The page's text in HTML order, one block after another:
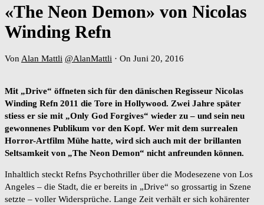
«The Neon Demon» von Nicolas
Winding Refn
Von Alan Mattli @AlanMattli · On Juni 20, 2016
Mit „Drive“ öffneten sich für den dänischen Regisseur Nicolas
Winding Refn 2011 die Tore in Hollywood. Zwei Jahre später
stiess er sie mit „Only God Forgives“ wieder zu – und sein neu
gewonnenes Publikum vor den Kopf. Wer mit dem surrealen
Horror-Artfilm Mühe hatte, wird sich auch mit der brillanten
Seltsamkeit von „The Neon Demon“ nicht anfreunden können.
Inhaltlich steckt Refns Psychothriller über die Modesezene von Los
Angeles – die Stadt, die er bereits in „Drive“ so grossartig in Szene
setzte – voller Widersprüche. Lange Zeit verhält er sich kohärenter